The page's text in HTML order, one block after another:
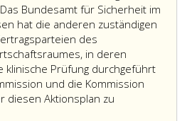
über
Informationen
die
hinsichtlich
der
Bundesamt für Sicherheit im
hat die anderen zuständigen
des
in deren
klinische Prüfung durchgeführt
und die Kommission
diesen Aktionsplan zu